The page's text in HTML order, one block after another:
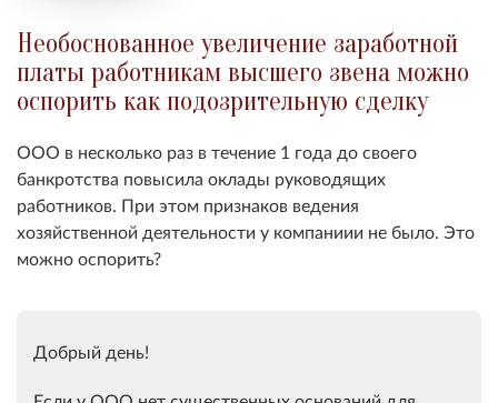
Необоснованное увеличение заработной
платы работникам высшего звена можно
оспорить как подозрительную сделку
ООО в несколько раз в течение 1 года до своего
банкротства повысила оклады руководящих
работников. При этом признаков ведения
хозяйственной деятельности у компаниии не было. Это
можно оспорить?
Добрый день!